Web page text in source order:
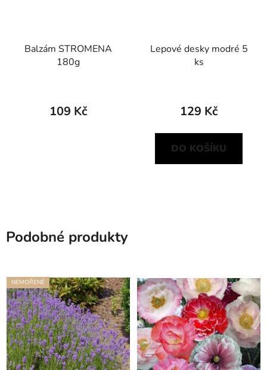
Balzám STROMENA
180g
109 Kč
Lepové desky modré 5
ks
129 Kč
DO KOŠÍKU
Podobné produkty
NEMOŘENÉ